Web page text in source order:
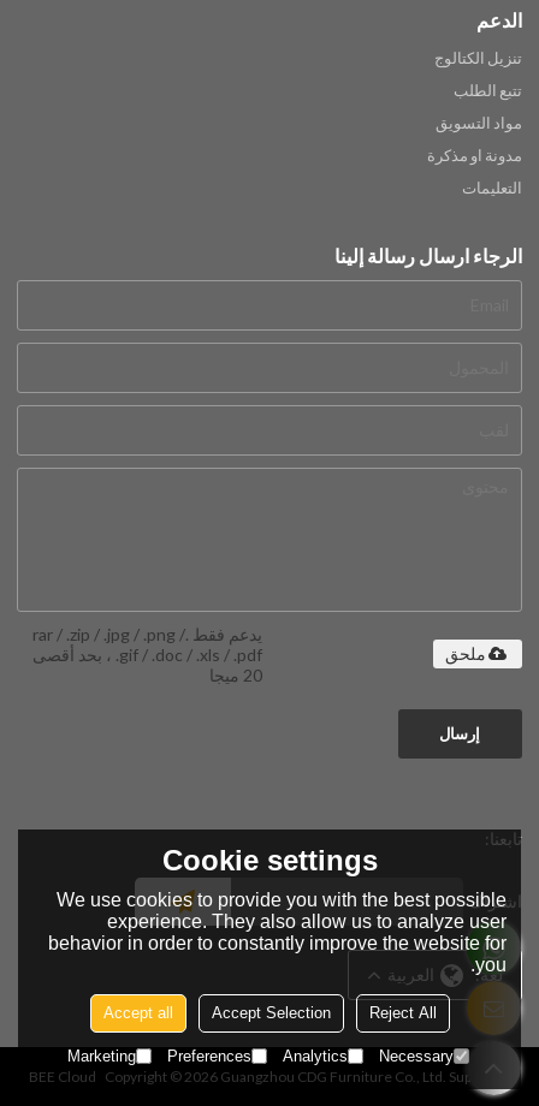
الدعم
تنزيل الكتالوج
تتبع الطلب
مواد التسويق
مدونة او مذكرة
التعليمات
الرجاء ارسال رسالة إلينا
يدعم فقط .rar / .zip / .jpg / .png /
.gif / .doc / .xls / .pdf ، بحد أقصى
20 ميجا
ملحق
إرسال
تابعنا:
اشتراك
لغة: العربية
Copyright © 2026 Guangzhou CDG Furniture Co., Ltd. Support By
BEE Cloud
Cookie settings
We use cookies to provide you with the best possible
experience. They also allow us to analyze user
behavior in order to constantly improve the website for
you.
Reject All
Accept Selection
Accept all
Necessary
Analytics
Preferences
Marketing